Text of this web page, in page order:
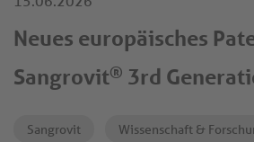
Neues europäisches
Sangrovit® 3rd
Sangrovit Wissenschaft &